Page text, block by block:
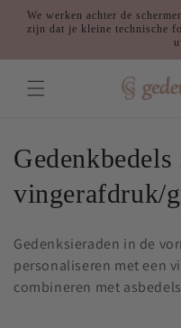
naar de
content
We werken achter de
zijn dat je kleine technische
C
o
l
e
Gedenkbedels
vingerafdruk/
Gedenksieraden in de
personaliseren met een
combineren met